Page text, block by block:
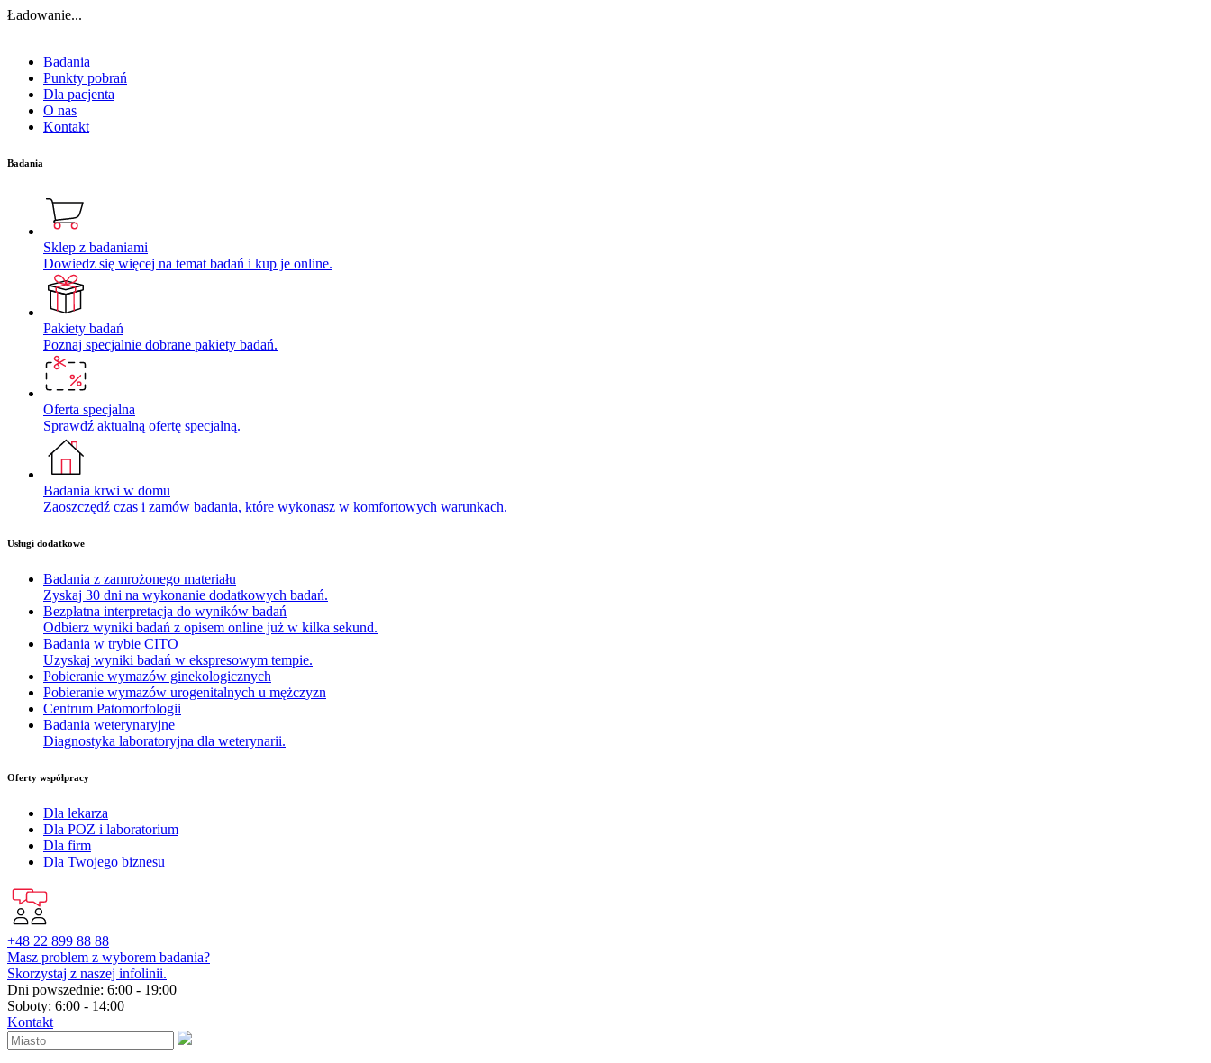
Ładowanie...
Badania
Punkty pobrań
Dla pacjenta
O nas
Kontakt
Badania
Sklep z badaniami
Dowiedz się więcej na temat badań i kup je online.
Pakiety badań
Poznaj specjalnie dobrane pakiety badań.
Oferta specjalna
Sprawdź aktualną ofertę specjalną.
Badania krwi w domu
Zaoszczędź czas i zamów badania, które wykonasz w komfortowych warunkach.
Usługi dodatkowe
Badania z zamrożonego materiału
Zyskaj 30 dni na wykonanie dodatkowych badań.
Bezpłatna interpretacja do wyników badań
Odbierz wyniki badań z opisem online już w kilka sekund.
Badania w trybie CITO
Uzyskaj wyniki badań w ekspresowym tempie.
Pobieranie wymazów ginekologicznych
Pobieranie wymazów urogenitalnych u mężczyzn
Centrum Patomorfologii
Badania weterynaryjne
Diagnostyka laboratoryjna dla weterynarii.
Oferty współpracy
Dla lekarza
Dla POZ i laboratorium
Dla firm
Dla Twojego biznesu
+48 22 899 88 88
Masz problem z wyborem badania?
Skorzystaj z naszej infolinii.
Dni powszednie: 6:00 - 19:00
Soboty: 6:00 - 14:00
Kontakt